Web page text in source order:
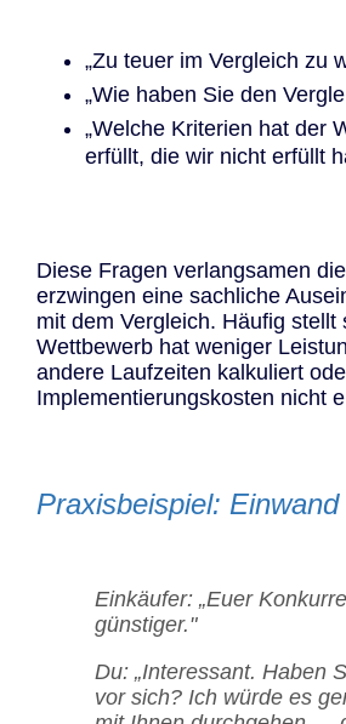
„Zu teuer im Vergleich zu
„Wie haben Sie den
„Welche Kriterien hat der
erfüllt, die wir nicht erfüllt
Diese Fragen verlangsamen
erzwingen eine sachliche
mit dem Vergleich. Häufig stellt
Wettbewerb hat weniger
andere Laufzeiten kalkuliert
Implementierungskosten nicht
Praxisbeispiel:
Einkäufer: „Euer
günstiger."
Du: „Interessant. Haben
vor sich? Ich würde es